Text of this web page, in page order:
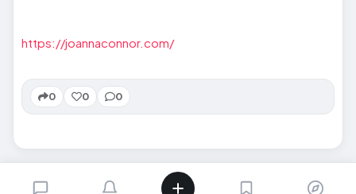
https://joannaconnor.com/
0 0 0
SIRADAKI İÇERIK